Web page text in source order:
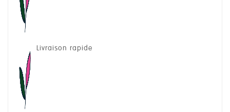
Livraison rapide